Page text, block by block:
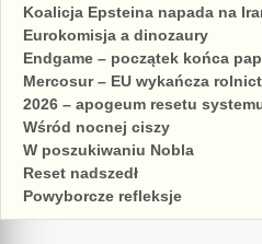
Koalicja Epsteina napada na
Eurokomisja a dinozaury
Endgame – początek końca
Mercosur – EU wykańcza
2026 – apogeum resetu
Wśród nocnej ciszy
W poszukiwaniu Nobla
Reset nadszedł
Powyborcze refleksje